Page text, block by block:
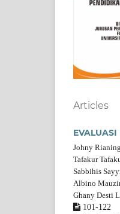
Articles
EVALUASI
Johny
Tafakur
Sabbihis
Albino
Ghany Desti
101-122